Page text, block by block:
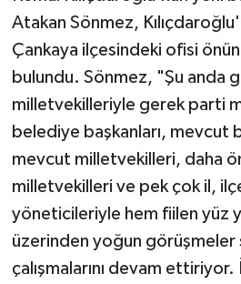
Atakan Sönmez,
Çankaya ilçesindeki ofisi
bulundu. Sönmez, "Şu anda
milletvekilleriyle gerek parti
belediye başkanları, mevcut
mevcut milletvekilleri, daha
milletvekilleri ve pek çok il,
yöneticileriyle hem fiilen yüz
üzerinden yoğun görüşmeler
çalışmalarını devam